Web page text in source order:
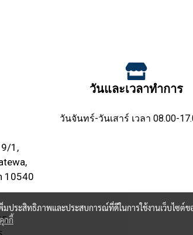
1,
10540
วันและเวลาทำการ
วันจันทร์-วันเสาร์ เวลา 08.00-
มประสิทธิภาพและประสบการณ์ที่ดีในการใช้งานเว็บไซต์
กกี้